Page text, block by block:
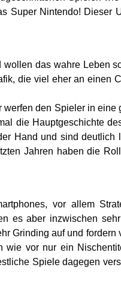
Super Nintendo! Dieser
das wahre Leben
die viel eher an einen
werfen den Spieler in
die Hauptgeschichte
Hand und sind deutlich
Jahren haben die
vor allem
es aber inzwischen
Grinding auf und fordern
wie vor nur ein
Spiele dagegen